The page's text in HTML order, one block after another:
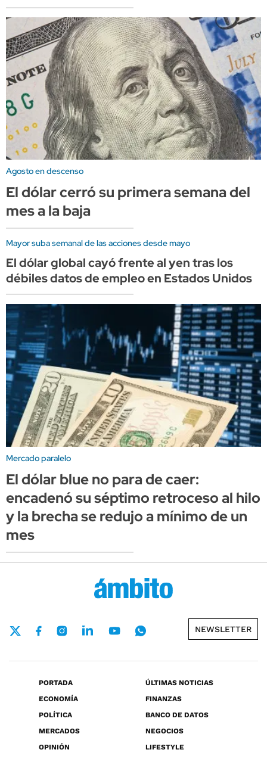
Agosto en descenso
El dólar cerró su primera semana del
mes a la baja
Mayor suba semanal de las acciones desde mayo
El dólar global cayó frente al yen tras los
débiles datos de empleo en Estados Unidos
Mercado paralelo
El dólar blue no para de caer:
encadenó su séptimo retroceso al hilo
y la brecha se redujo a mínimo de un
mes
NEWSLETTER
PORTADA
ÚLTIMAS NOTICIAS
ECONOMÍA
FINANZAS
POLÍTICA
BANCO DE DATOS
MERCADOS
NEGOCIOS
OPINIÓN
LIFESTYLE